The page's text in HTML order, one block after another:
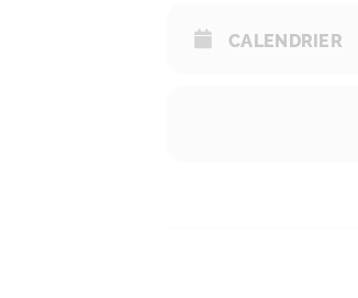
CALENDRIER